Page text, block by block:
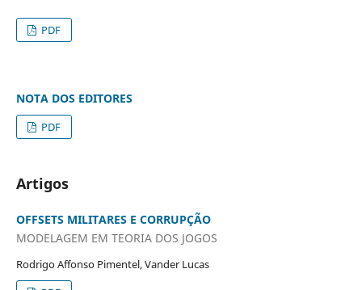
PDF
NOTA DOS EDITORES
PDF
Artigos
OFFSETS MILITARES E CORRUPÇÃO
MODELAGEM EM TEORIA DOS JOGOS
Rodrigo Affonso Pimentel, Vander Lucas